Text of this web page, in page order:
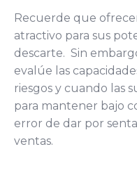
Recuerde que
atractivo para sus
descarte. Sin
evalúe las
riesgos y cuando las
para mantener bajo
error de dar por
ventas.